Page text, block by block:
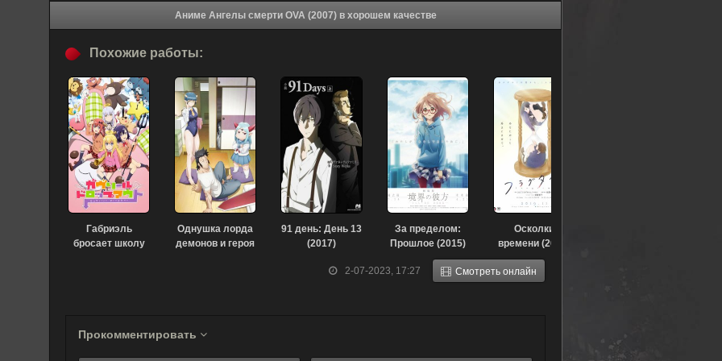
Аниме Ангелы смерти OVA (2007) в хорошем качестве
2-07-2023, 17:27 Смотреть онлайн
Похожие работы:
Габриэль
бросает школу
Однушка лорда
демонов и героя
91 день: День 13
(2017)
За пределом:
Прошлое (2015)
Осколки
времени (2019)
Прокомментировать